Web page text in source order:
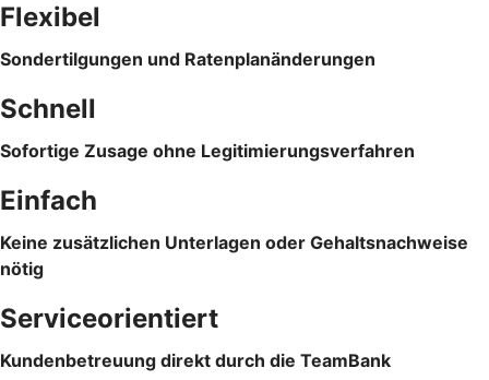
Flexibel
Sondertilgungen und Ratenplanänderungen
Schnell
Sofortige Zusage ohne Legitimierungsverfahren
Einfach
Keine zusätzlichen Unterlagen oder Gehaltsnachweise
nötig
Serviceorientiert
Kundenbetreuung direkt durch die TeamBank